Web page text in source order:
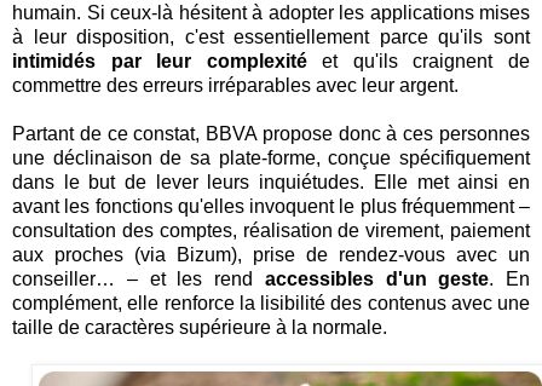
humain. Si ceux-là hésitent à adopter les applications mises
à leur disposition, c'est essentiellement parce qu'ils sont
intimidés par leur complexitéet qu'ils craignent de
commettre des erreurs irréparables avec leur argent.
Partant de ce constat, BBVA propose donc à ces personnes
une déclinaison de sa plate-forme, conçue spécifiquement
dans le but de lever leurs inquiétudes. Elle met ainsi en
avant les fonctions qu'elles invoquent le plus fréquemment –
consultation des comptes, réalisation de virement, paiement
aux proches (via Bizum), prise de rendez-vous avec un
conseiller… – et les rend accessibles d'un geste. En
complément, elle renforce la lisibilité des contenus avec une
taille de caractères supérieure à la normale.